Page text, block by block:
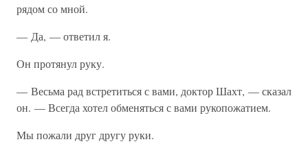
рядом со мной.
— Да, — ответил я.
Он протянул руку.
— Весьма рад встретиться с вами, доктор Шахт, — сказал
он. — Всегда хотел обменяться с вами рукопожатием.
Мы пожали друг другу руки.